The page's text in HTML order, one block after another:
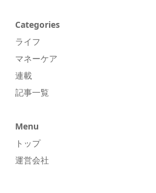
Categories
ライフ
マネーケア
連載
記事一覧
Menu
トップ
運営会社